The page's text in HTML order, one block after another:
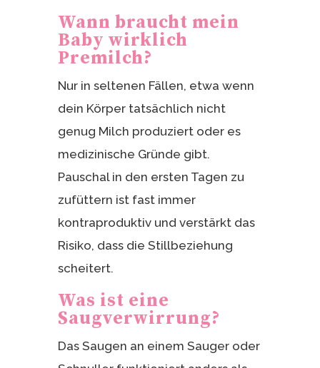
Wann braucht mein
Baby wirklich
Premilch?
Nur in seltenen Fällen, etwa wenn
dein Körper tatsächlich nicht
genug Milch produziert oder es
medizinische Gründe gibt.
Pauschal in den ersten Tagen zu
zufüttern ist fast immer
kontraproduktiv und verstärkt das
Risiko, dass die Stillbeziehung
scheitert.
Was ist eine
Saugverwirrung?
Das Saugen an einem Sauger oder